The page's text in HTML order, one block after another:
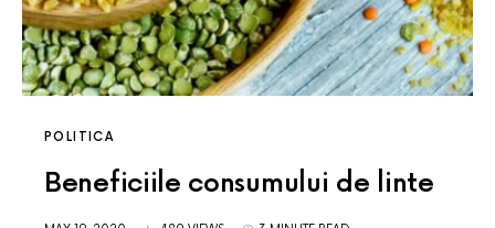
POLITICA
Beneficiile consumului de linte